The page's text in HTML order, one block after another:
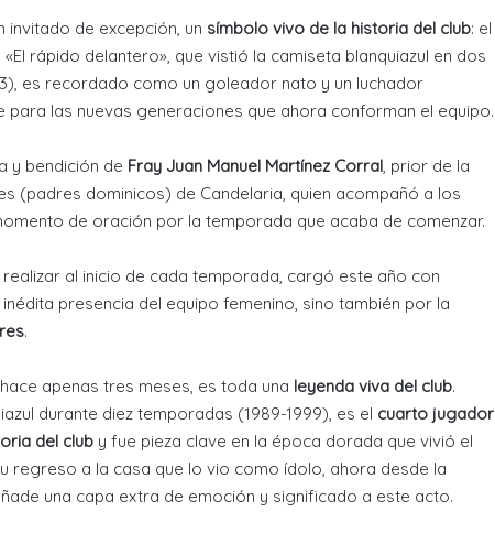
invitado de excepción, un símbolo vivo de la historia del club: el
. «El rápido delantero», que vistió la camiseta blanquiazul en dos
es recordado como un goleador nato y un luchador
para las nuevas generaciones que ahora conforman el equipo.
y bendición de Fray Juan Manuel Martínez Corral, prior de la
(padres dominicos) de Candelaria, quien acompañó a los
de oración por la temporada que acaba de comenzar.
al inicio de cada temporada, cargó este año con
presencia del equipo femenino, sino también por la
.
apenas tres meses, es toda una leyenda viva del club.
durante diez temporadas (1989-1999), es el cuarto jugador
del club y fue pieza clave en la época dorada que vivió el
regreso a la casa que lo vio como ídolo, ahora desde la
una capa extra de emoción y significado a este acto.